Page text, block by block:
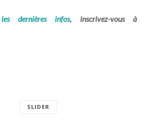
les dernières infos, inscrivez-vous à
SLIDER